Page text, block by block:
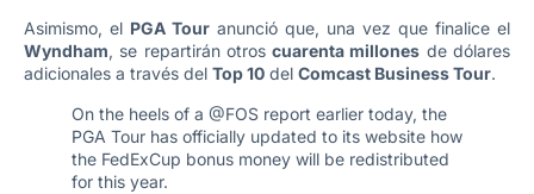
Asimismo, el PGA Tour anunció que, una vez que finalice el
Wyndham, se repartirán otroscuarenta millones de dólares
adicionales a través del Top 10 del Comcast Business Tour.
On the heels of a @FOS report earlier today, the
PGA Tour has officially updated to its website how
the FedExCup bonus money will be redistributed
for this year.